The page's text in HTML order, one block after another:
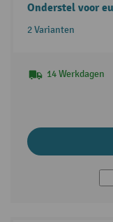
Onderstel voor
2 Varianten
14 Werkdagen